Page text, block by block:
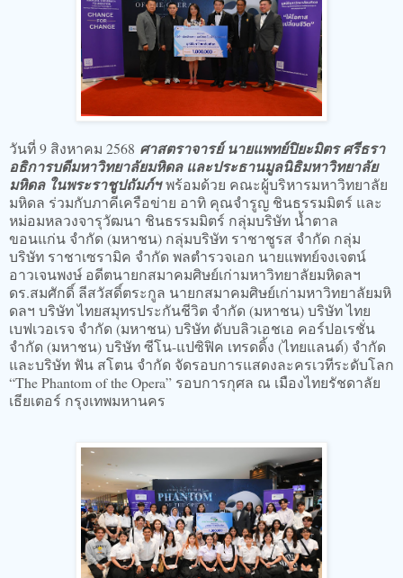
วันที่ 9 สิงหาคม 2568 ศาสตราจารย์ นายแพทย์ปิยะมิตร ศรีธรา
อธิการบดีมหาวิทยาลัยมหิดล และประธานมูลนิธิมหาวิทยาลัย
มหิดล ในพระราชูปถัมภ์ฯพร้อมด้วย คณะผู้บริหารมหาวิทยาลัย
มหิดล ร่วมกับภาคีเครือข่าย อาทิ คุณจำรูญ ชินธรรมมิตร์ และ
หม่อมหลวงจารุวัฒนา ชินธรรมมิตร์ กลุ่มบริษัท น้ำตาล
ขอนแก่น จำกัด (มหาชน) กลุ่มบริษัท ราชาชูรส จำกัด กลุ่ม
บริษัท ราชาเซรามิค จำกัด พลตำรวจเอก นายแพทย์จงเจตน์
อาวเจนพงษ์ อดีตนายกสมาคมศิษย์เก่ามหาวิทยาลัยมหิดลฯ
ดร.สมศักดิ์ ลีสวัสดิ์ตระกูล นายกสมาคมศิษย์เก่ามหาวิทยาลัยมหิ
ดลฯ บริษัท ไทยสมุทรประกันชีวิต จำกัด (มหาชน) บริษัท ไทย
เบฟเวอเรจ จำกัด (มหาชน) บริษัท ดับบลิวเอชเอ คอร์ปอเรชั่น
จำกัด (มหาชน) บริษัท ซีโน-แปซิฟิค เทรดดิ้ง (ไทยแลนด์) จำกัด
และบริษัท ฟัน สโตน จำกัด จัดรอบการแสดงละครเวทีระดับโลก
“The Phantom of the Opera” รอบการกุศล ณ เมืองไทยรัชดาลัย
เธียเตอร์ กรุงเทพมหานคร